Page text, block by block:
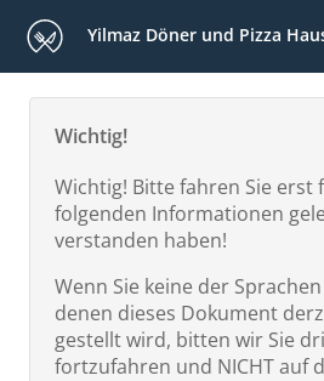
Yilmaz Döner und Pizza
Wichtig!
Wichtig! Bitte fahren Sie erst
folgenden Informationen
verstanden haben!
Wenn Sie keine der
denen dieses Dokument
gestellt wird, bitten wir Sie
fortzufahren und NICHT auf